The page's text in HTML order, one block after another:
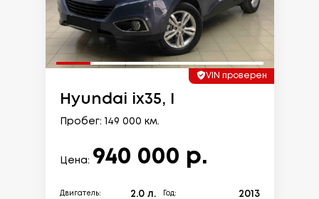
VIN проверен
Hyundai ix35, I
Пробег: 149 000 км.
Цена: 940 000 р.
Двигатель: 2.0 л. Год: 2013